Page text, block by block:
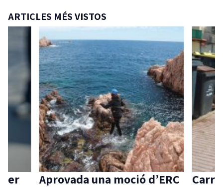
ARTICLES MÉS VISTOS
Aprovada una moció d’ERC